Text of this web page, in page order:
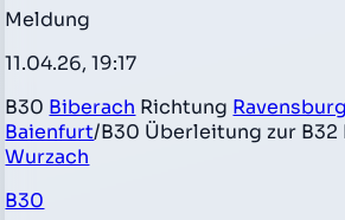
Meldung
11.04.26, 19:17
B30 Biberach Richtung Ravensburg
Baienfurt/B30 Überleitung zur B32
Wurzach
B30